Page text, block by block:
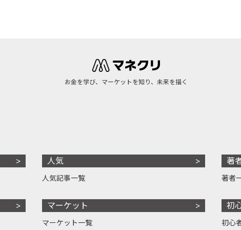
お金を学び、マーケットを知り、未来を描く
人気
人気記事一覧
マーケット
マーケット一覧
著
著者
初
初心